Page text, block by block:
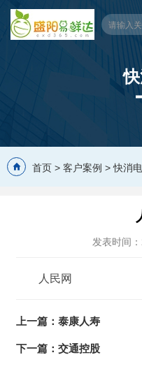
首页 > 客户案例 >快消
发表时间
人民网
上一篇：泰康人寿
下一篇：交通控股